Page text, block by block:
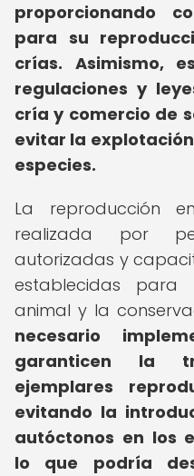
proporcionando
para su
crías. Asimismo,
regulaciones y
cría y comercio de
evitar la
especies.
La reproducción
realizada por
autorizadas y
establecidas para
animal y la
necesario
garanticen la
ejemplares
evitando la
autóctonos en los
lo que podría